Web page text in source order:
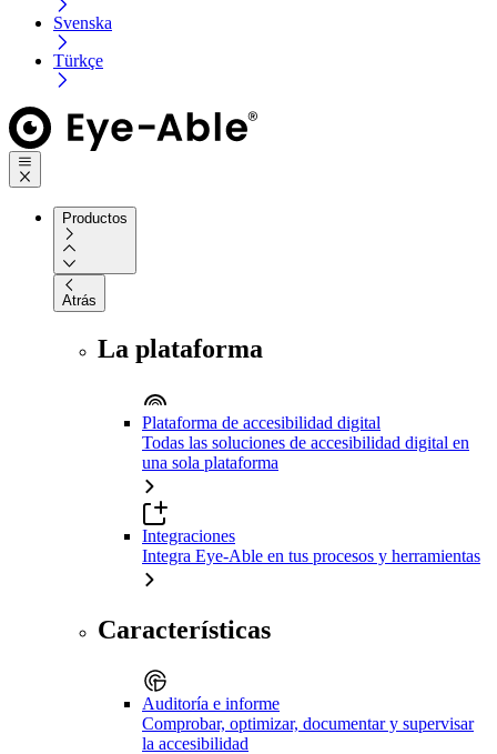
Svenska
Türkçe
Productos
Atrás
La plataforma
Plataforma de accesibilidad digital
Todas las soluciones de accesibilidad digital en
una sola plataforma
Integraciones
Integra Eye-Able en tus procesos y herramientas
Características
Auditoría e informe
Comprobar, optimizar, documentar y supervisar
la accesibilidad